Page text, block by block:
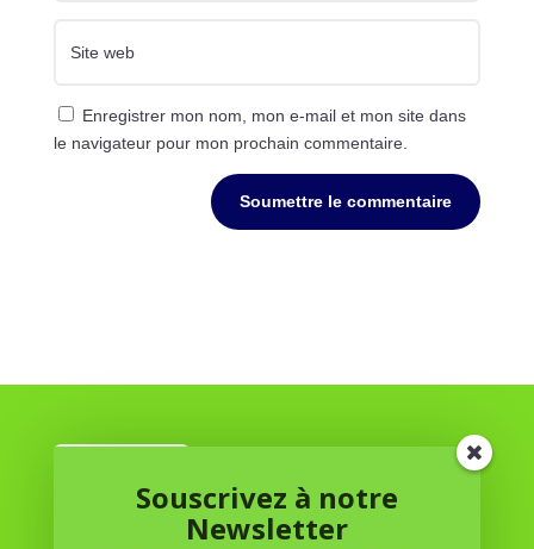
Enregistrer mon nom, mon e-mail et mon site dans
le navigateur pour mon prochain commentaire.
Soumettre le commentaire
Souscrivez à notre
Newsletter